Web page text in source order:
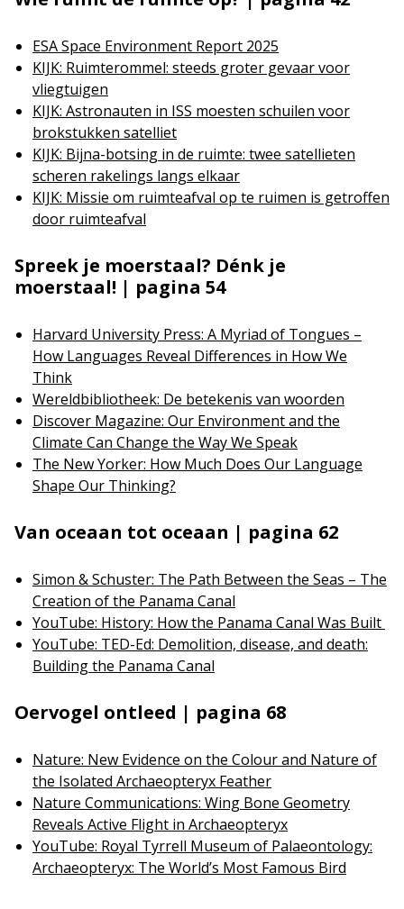
ESA Space Environment Report 2025
KIJK: Ruimterommel: steeds groter gevaar voor
vliegtuigen
KIJK: Astronauten in ISS moesten schuilen voor
brokstukken satelliet
KIJK: Bijna-botsing in de ruimte: twee satellieten
scheren rakelings langs elkaar
KIJK: Missie om ruimteafval op te ruimen is getroffen
door ruimteafval
Spreek je moerstaal? Dénk je
moerstaal! | pagina 54
Harvard University Press: A Myriad of Tongues –
How Languages Reveal Differences in How We
Think
Wereldbibliotheek: De betekenis van woorden
Discover Magazine: Our Environment and the
Climate Can Change the Way We Speak
The New Yorker: How Much Does Our Language
Shape Our Thinking?
Van oceaan tot oceaan | pagina 62
Simon & Schuster: The Path Between the Seas – The
Creation of the Panama Canal
YouTube: History: How the Panama Canal Was Built
YouTube: TED-Ed: Demolition, disease, and death:
Building the Panama Canal
Oervogel ontleed | pagina 68
Nature: New Evidence on the Colour and Nature of
the Isolated Archaeopteryx Feather
Nature Communications: Wing Bone Geometry
Reveals Active Flight in Archaeopteryx
YouTube: Royal Tyrrell Museum of Palaeontology:
Archaeopteryx: The World’s Most Famous Bird